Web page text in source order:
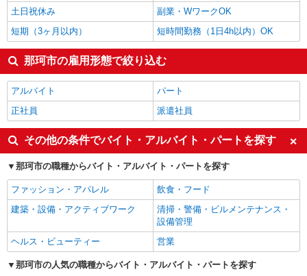
土日祝休み
副業・WワークOK
短期（3ヶ月以内）
短時間勤務（1日4h以内）OK
那珂市の雇用形態で絞り込む
アルバイト
パート
正社員
派遣社員
その他の条件でバイト・アルバイト・パートを探す
那珂市の職種からバイト・アルバイト・パートを探す
ファッション・アパレル
飲食・フード
建築・設備・アクティブワーク
清掃・警備・ビルメンテナンス・
設備管理
ヘルス・ビューティー
営業
那珂市の人気の職種からバイト・アルバイト・パートを探す